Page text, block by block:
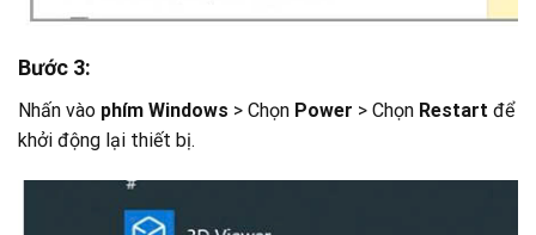
Bước 3:
Nhấn vào phím Windows > Chọn Power > Chọn Restart để
khởi động lại thiết bị.